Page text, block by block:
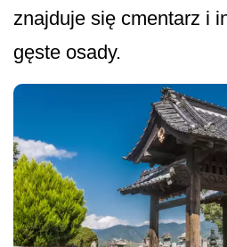
znajduje się cmentarz i
gęste osady.